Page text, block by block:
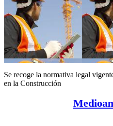
Se recoge la normativa legal
en la Construcción